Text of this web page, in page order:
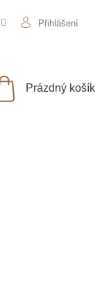
Přihlášení
NÁKUPNÍ
Prázdný košík